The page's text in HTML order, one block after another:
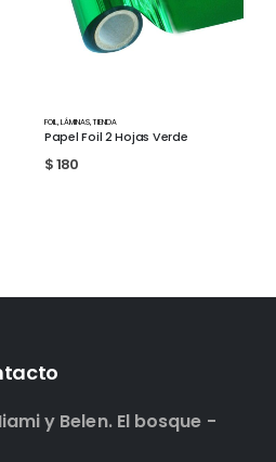
FOIL
Papel Foil estampado 2 hojas A4
y Belen. El bosque -